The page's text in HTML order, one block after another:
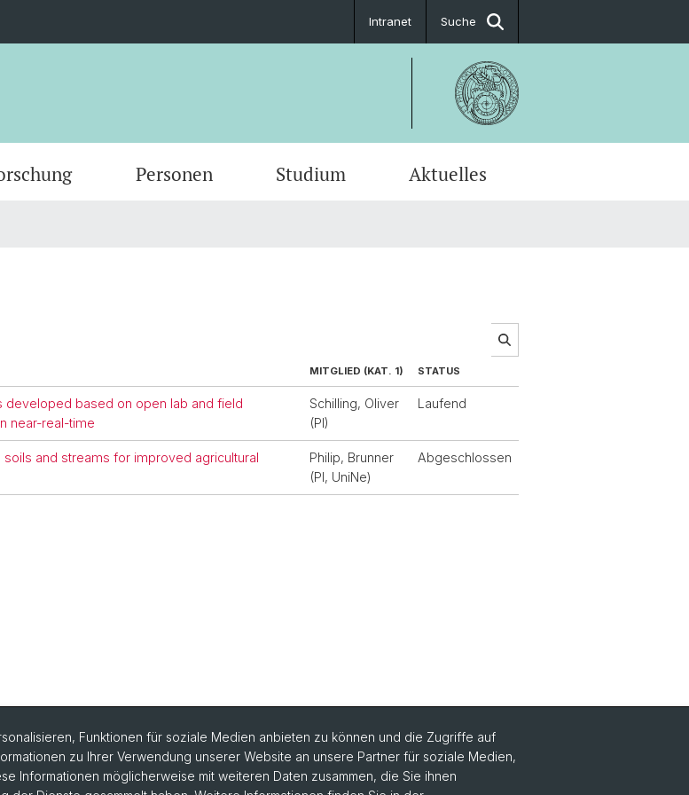
Intranet Suche
Personen Studium Aktuelles
MITGLIED (KAT. 1) STATUS
developed based on open lab and field
near-real-time
Schilling, Oliver
(PI)
Laufend
soils and streams for improved agricultural
Philip, Brunner
(PI, UniNe)
Abgeschlossen
Social Media
Funktionen für soziale Medien anbieten zu können und die Zugriffe auf
zu Ihrer Verwendung unserer Website an unsere Partner für soziale Medien,
Informationen möglicherweise mit weiteren Daten zusammen, die Sie ihnen